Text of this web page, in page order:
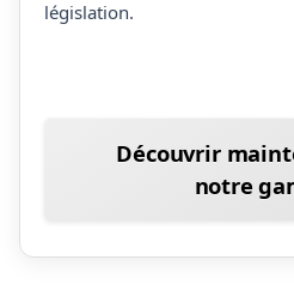
législation.
Découvrir
notre